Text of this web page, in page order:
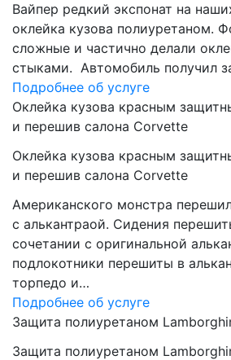
Вайпер редкий экспонат на
оклейка кузова полиуретаном.
сложные и частично делали
стыками. Автомобиль получил
Подробнее об услуге
Оклейка кузова красным
и перешив салона Corvette
Оклейка кузова красным
и перешив салона Corvette
Американского монстра
с алькантраой. Сидения
сочетании с оригинальной
подлокотники перешиты в
торпедо и…
Подробнее об услуге
Защита полиуретаном
Защита полиуретаном